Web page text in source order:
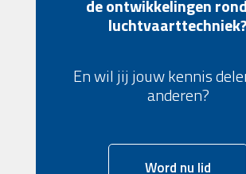
de ontwikkelingen
luchtvaarttechniek?
En wil jij jouw kennis
anderen?
Word nu lid